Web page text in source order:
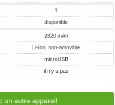
1
disponible
2820 mAh
Li-Ion, non-amovible
microUSB
il n'y a pas
un autre appareil